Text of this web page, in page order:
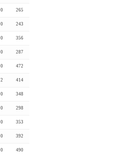
0 265
0 243
0 356
0 287
0 472
2 414
0 348
0 298
0 353
0 392
0 490